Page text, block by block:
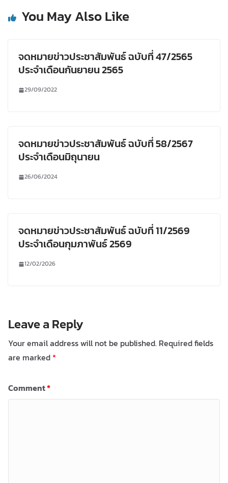
You May Also Like
จดหมายข่าวประชาสัมพันธ์ ฉบับที่ 47/2565
ประจำเดือนกันยายน 2565
29/09/2022
จดหมายข่าวประชาสัมพันธ์ ฉบับที่ 58/2567
ประจำเดือนมิถุนายน
26/06/2024
จดหมายข่าวประชาสัมพันธ์ ฉบับที่ 11/2569
ประจำเดือนกุมภาพันธ์ 2569
12/02/2026
Leave a Reply
Your email address will not be published. Required fields
are marked *
Comment*